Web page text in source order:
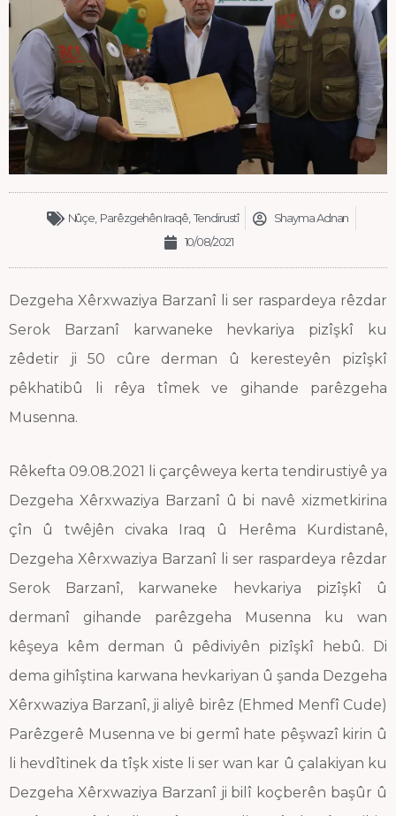
Nûçe, Parêzgehên Iraqê,Tendirustî
Shayma Adnan
10/08/2021
Dezgeha Xêrxwaziya Barzanî li ser raspardeya rêzdar
Serok Barzanî karwaneke hevkariya pizîşkî ku
zêdetir ji 50 cûre derman û keresteyên pizîşkî
pêkhatibû li rêya tîmek ve gihande parêzgeha
Musenna.
Rêkefta 09.08.2021 li çarçêweya kerta tendirustiyê ya
Dezgeha Xêrxwaziya Barzanî û bi navê xizmetkirina
çîn û twêjên civaka Iraq û Herêma Kurdistanê,
Dezgeha Xêrxwaziya Barzanî li ser raspardeya rêzdar
Serok Barzanî, karwaneke hevkariya pizîşkî û
dermanî gihande parêzgeha Musenna ku wan
kêşeya kêm derman û pêdiviyên pizîşkî hebû. Di
dema gihîştina karwana hevkariyan û şanda Dezgeha
Xêrxwaziya Barzanî, ji aliyê birêz (Ehmed Menfî Cude)
Parêzgerê Musenna ve bi germî hate pêşwazî kirin û
li hevdîtinek da tîşk xiste li ser wan kar û çalakiyan ku
Dezgeha Xêrxwaziya Barzanî ji bilî koçberên başûr û